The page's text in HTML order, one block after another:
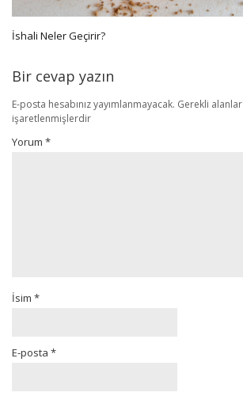
İshali Neler Geçirir?
Bir cevap yazın
E-posta hesabınız yayımlanmayacak. Gerekli alanlar
işaretlenmişlerdir
Yorum *
İsim *
E-posta *